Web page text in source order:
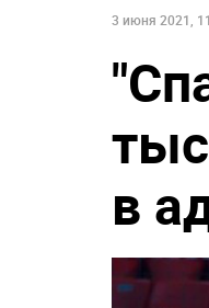
3 июня 2021,
в